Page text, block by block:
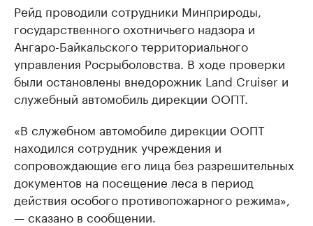
Рейд проводили сотрудники Минприроды,
государственного охотничьего надзора и
Ангаро-Байкальского территориального
управления Росрыболовства. В ходе проверки
были остановлены внедорожник Land Cruiser и
служебный автомобиль дирекции ООПТ.
«В служебном автомобиле дирекции ООПТ
находился сотрудник учреждения и
сопровождающие его лица без разрешительных
документов на посещение леса в период
действия особого противопожарного режима»,
— сказано в сообщении.